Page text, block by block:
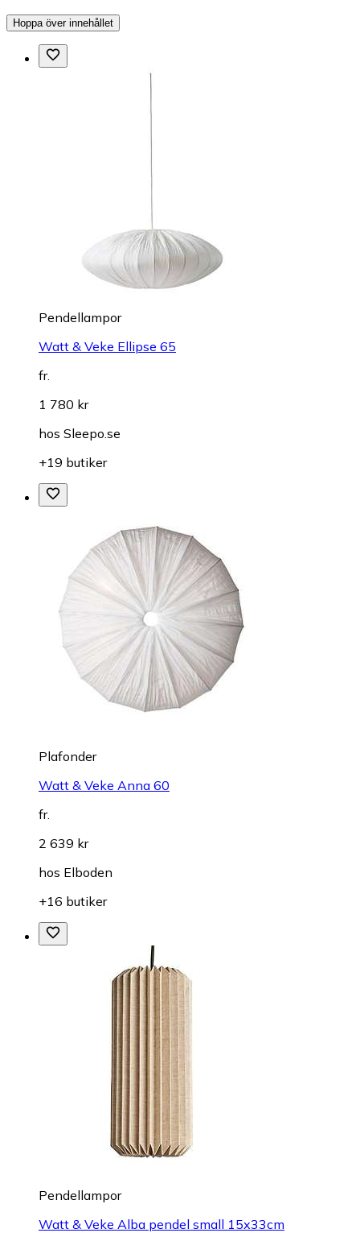
Hoppa över innehållet
Pendellampor
Watt & Veke Ellipse 65
fr.
1 780 kr
hos Sleepo.se
+19 butiker
Plafonder
Watt & Veke Anna 60
fr.
2 639 kr
hos Elboden
+16 butiker
Pendellampor
Watt & Veke Alba pendel small 15x33cm